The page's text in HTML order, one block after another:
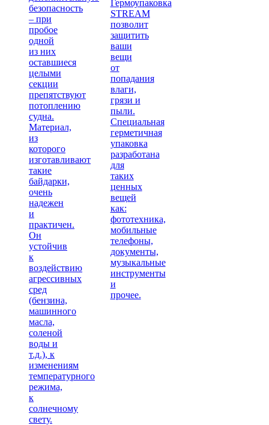
безопасность
– при
пробое
одной
из них
оставшиеся
целыми
секции
препятствуют
потоплению
судна.
Материал,
из
которого
изготавливают
такие
байдарки,
очень
надежен
и
практичен.
Он
устойчив
к
воздействию
агрессивных
сред
(бензина,
машинного
масла,
соленой
воды и
т.д.), к
изменениям
температурного
режима,
к
солнечному
свету.
Гермоупаковка
STREAM
позволит
защитить
ваши
вещи
от
попадания
влаги,
грязи и
пыли.
Специальная
герметичная
упаковка
разработана
для
таких
ценных
вещей
как:
фототехника,
мобильные
телефоны,
документы,
музыкальные
инструменты
и
прочее.